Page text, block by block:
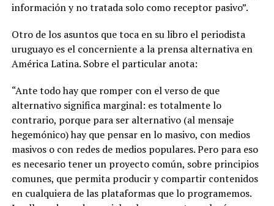
información y no tratada solo como receptor pasivo”.
Otro de los asuntos que toca en su libro el periodista
uruguayo es el concerniente a la prensa alternativa en
América Latina. Sobre el particular anota:
“Ante todo hay que romper con el verso de que
alternativo significa marginal: es totalmente lo
contrario, porque para ser alternativo (al mensaje
hegemónico) hay que pensar en lo masivo, con medios
masivos o con redes de medios populares. Pero para eso
es necesario tener un proyecto común, sobre principios
comunes, que permita producir y compartir contenidos
en cualquiera de las plataformas que lo programemos.